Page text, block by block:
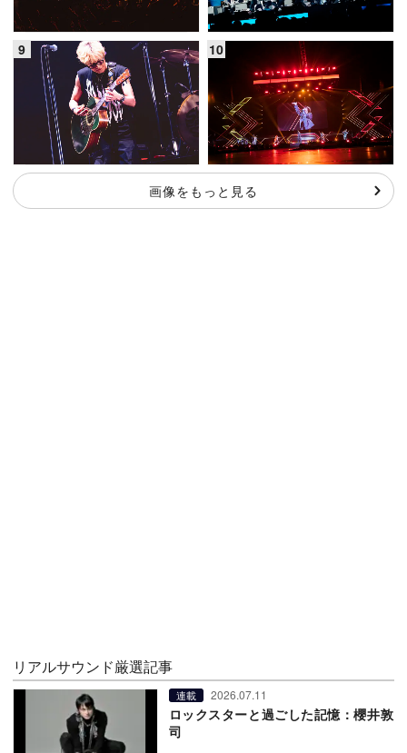
画像をもっと見る
リアルサウンド厳選記事
連載 2026.07.11
ロックスターと過ごした記憶：櫻井敦
司